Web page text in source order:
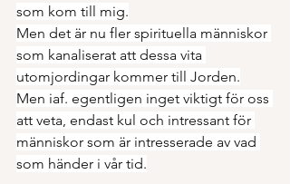
som kom till mig.
Men det är nu fler spirituella människor
som kanaliserat att dessa vita
utomjordingar kommer till Jorden.
Men iaf. egentligen inget viktigt för oss
att veta, endast kul och intressant för
människor som är intresserade av vad
som händer i vår tid.